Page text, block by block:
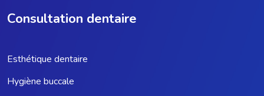
Consultation dentaire
Esthétique dentaire
Hygiène buccale